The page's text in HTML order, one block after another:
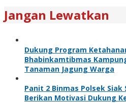
Jangan Lewatkan
Dukung Program
Bhabinkamtibmas
Tanaman Jagung Warga
Panit 2 Binmas Polsek
Berikan Motivasi Dukung